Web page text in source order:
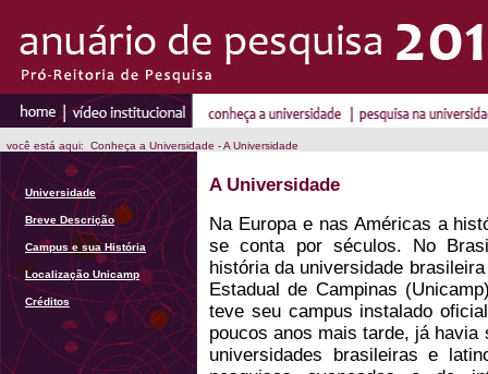
você está aqui: Conheça a Universidade - A Universidade
Universidade
Breve Descrição
Campus e sua História
Localização Unicamp
Créditos
A Universidade
Na Europa e nas Américas a
se conta por séculos. No
história da universidade
Estadual de Campinas
teve seu campus instalado
poucos anos mais tarde, já
universidades brasileiras e